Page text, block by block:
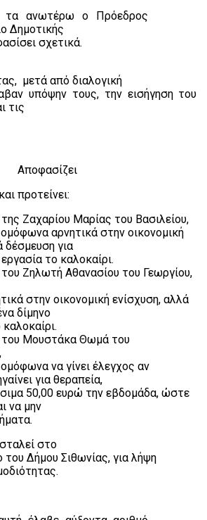
τα ανωτέρω ο Πρόεδρος
Δημοτικής
σχετικά.
μετά από διαλογική
υπόψην τους, την εισήγηση του
τις
Αποφασίζει
προτείνει:
της Ζαχαρίου Μαρίας του Βασιλείου,
αρνητικά στην οικονομική
δέσμευση για
το καλοκαίρι.
του Ζηλωτή Αθανασίου του Γεωργίου,
στην οικονομική ενίσχυση, αλλά
δίμηνο
του Μουστάκα Θωμά του
να γίνει έλεγχος αν
για θεραπεία,
50,00 ευρώ την εβδομάδα, ώστε
να μην
στο
του Δήμου Σιθωνίας, για λήψη